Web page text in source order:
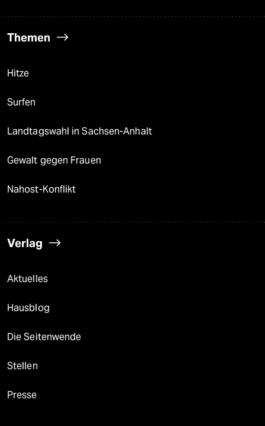
Themen
Hitze
Surfen
Landtagswahl in Sachsen-Anhalt
Gewalt gegen Frauen
Nahost-Konflikt
Verlag
Aktuelles
Hausblog
Die Seitenwende
Stellen
Presse